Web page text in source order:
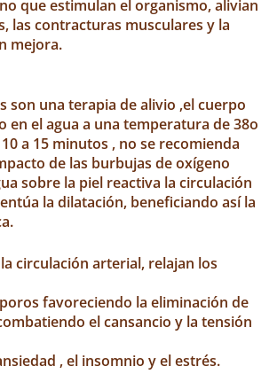
que estimulan el organismo, alivian
las contracturas musculares y la
mejora.
son una terapia de alivio ,el cuerpo
en el agua a una temperatura de 38o
a 15 minutos , no se recomienda
de las burbujas de oxígeno
sobre la piel reactiva la circulación
la dilatación, beneficiando así la
circulación arterial, relajan los
favoreciendo la eliminación de
el cansancio y la tensión
, el insomnio y el estrés.